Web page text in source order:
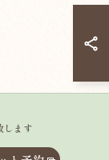
します